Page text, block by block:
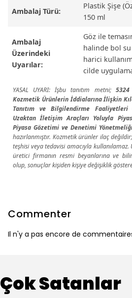
Ambalaj Türü:
Plastik Şişe
150 ml
Ambalaj
Üzerindeki
Uyarılar:
Göz ile
halinde bol su
harici
cilde
YASAL UYARI: İşbu tanıtım metni;
Kozmetik Ürünlerin İddialarına İlişkin
Tanıtım ve Bilgilendirme Faaliyetleri
Uzaktan İletişim Araçları Yoluyla
Piyasa Gözetimi ve Denetimi
hazırlanmıştır. Kozmetik ürünler ilaç
teşhisi veya tedavisi amacıyla
üretici firmanın resmi beyanlarına ve
olup, sonuçlar kişiden kişiye değişiklik
Commenter
Il n'y a pas encore de
Çok Satanlar